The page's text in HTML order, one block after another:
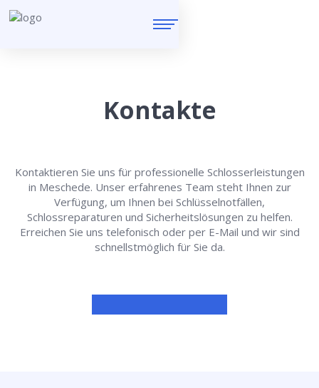
Kontakte
Kontaktieren Sie uns für professionelle Schlosserleistungen
in Meschede. Unser erfahrenes Team steht Ihnen zur
Verfügung, um Ihnen bei Schlüsselnotfällen,
Schlossreparaturen und Sicherheitslösungen zu helfen.
Erreichen Sie uns telefonisch oder per E-Mail und wir sind
schnellstmöglich für Sie da.